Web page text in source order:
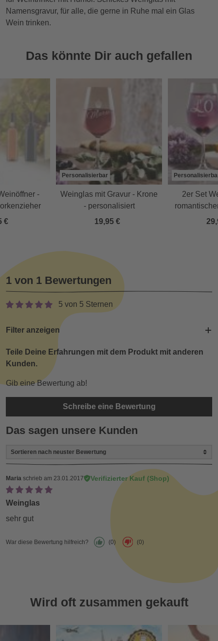
Namensgravur, für alle, die gerne in Ruhe mal ein Glas
Wein trinken.
Das könnte Dir auch gefallen
-
€
Personalisierbar
Weinglas mit Gravur - Krone
- personalisiert
19,95 €
2er Set
1 von 1 Bewertungen
5 von 5 Sternen
Filter anzeigen
Teile Deine Erfahrungen mit dem Produkt mit anderen
Kunden.
Gib eine Bewertung ab!
Schreibe eine Bewertung
Das sagen unsere Kunden
Maria schrieb am 23.01.2017 Verifizierter Kauf (Shop)
Weinglas
sehr gut
War diese Bewertung hilfreich? (0) (0)
Wird oft zusammen gekauft